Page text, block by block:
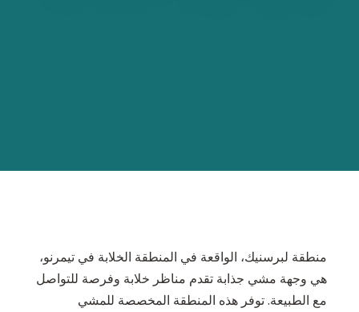
منطقة لبرسنيك، الواقعة في المنطقة الخلابة في تيمرنو،
هي وجهة مشي جذابة تقدم مناظر خلابة وفرصة للتواصل
مع الطبيعة. توفر هذه المنطقة المخصصة للمشي